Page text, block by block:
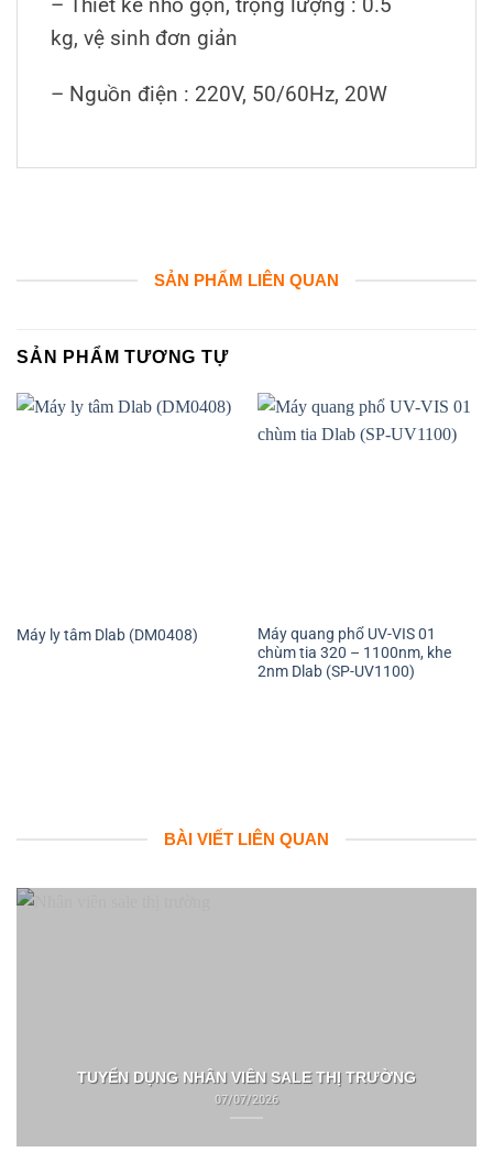
– Thiết kế nhỏ gọn, trọng lượng : 0.5
kg, vệ sinh đơn giản
– Nguồn điện : 220V, 50/60Hz, 20W
SẢN PHẨM LIÊN QUAN
SẢN PHẨM TƯƠNG TỰ
Máy ly tâm Dlab (DM0408)
Máy quang phổ UV-VIS 01
chùm tia 320 – 1100nm, khe
2nm Dlab (SP-UV1100)
BÀI VIẾT LIÊN QUAN
TUYỂN DỤNG NHÂN VIÊN SALE THỊ TRƯỜNG
07/07/2026